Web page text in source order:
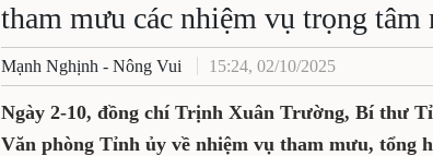
VĂN NGHỆ THÁI NGUYÊN
tham mưu các nhiệm vụ trọng
Mạnh Nghịnh - Nông Vui 15:24, 02/10/2025
Ngày 2-10, đồng chí Trịnh Xuân Trường, Bí thư
Văn phòng Tỉnh ủy về nhiệm vụ tham mưu, tổng